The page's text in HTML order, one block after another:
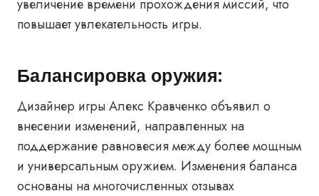
увеличение времени прохождения миссий, что
повышает увлекательность игры.
Балансировка оружия:
Дизайнер игры Алекс Кравченко объявил о
внесении изменений, направленных на
поддержание равновесия между более мощным
и универсальным оружием. Изменения баланса
основаны на многочисленных отзывах